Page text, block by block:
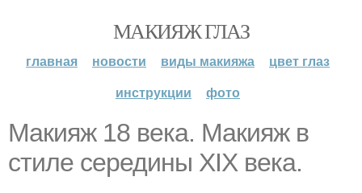
МАКИЯЖ ГЛАЗ
главная новости виды макияжа
цвет глаз
инструкции
фото
Макияж 18 века. Макияж в
стиле середины XIX века.